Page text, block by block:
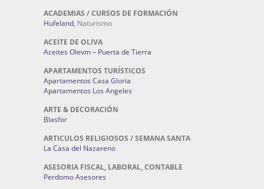
ACADEMIAS / CURSOS DE FORMACIÓN
Hufeland, Naturismo
ACEITE DE OLIVA
Aceites Olevm – Puerta de Tierra
APARTAMENTOS TURÍSTICOS
Apartamentos Casa Gloria
Apartamentos Los Angeles
ARTE & DECORACIÓN
Blasfor
ARTICULOS RELIGIOSOS / SEMANA SANTA
La Casa del Nazareno
ASESORIA FISCAL, LABORAL, CONTABLE
Perdomo Asesores